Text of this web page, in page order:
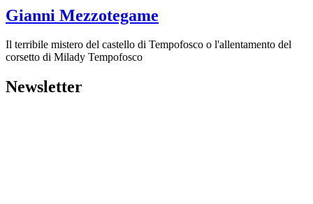
Gianni Mezzotegame
Il terribile mistero del castello di Tempofosco o l'allentamento del
corsetto di Milady Tempofosco
Newsletter